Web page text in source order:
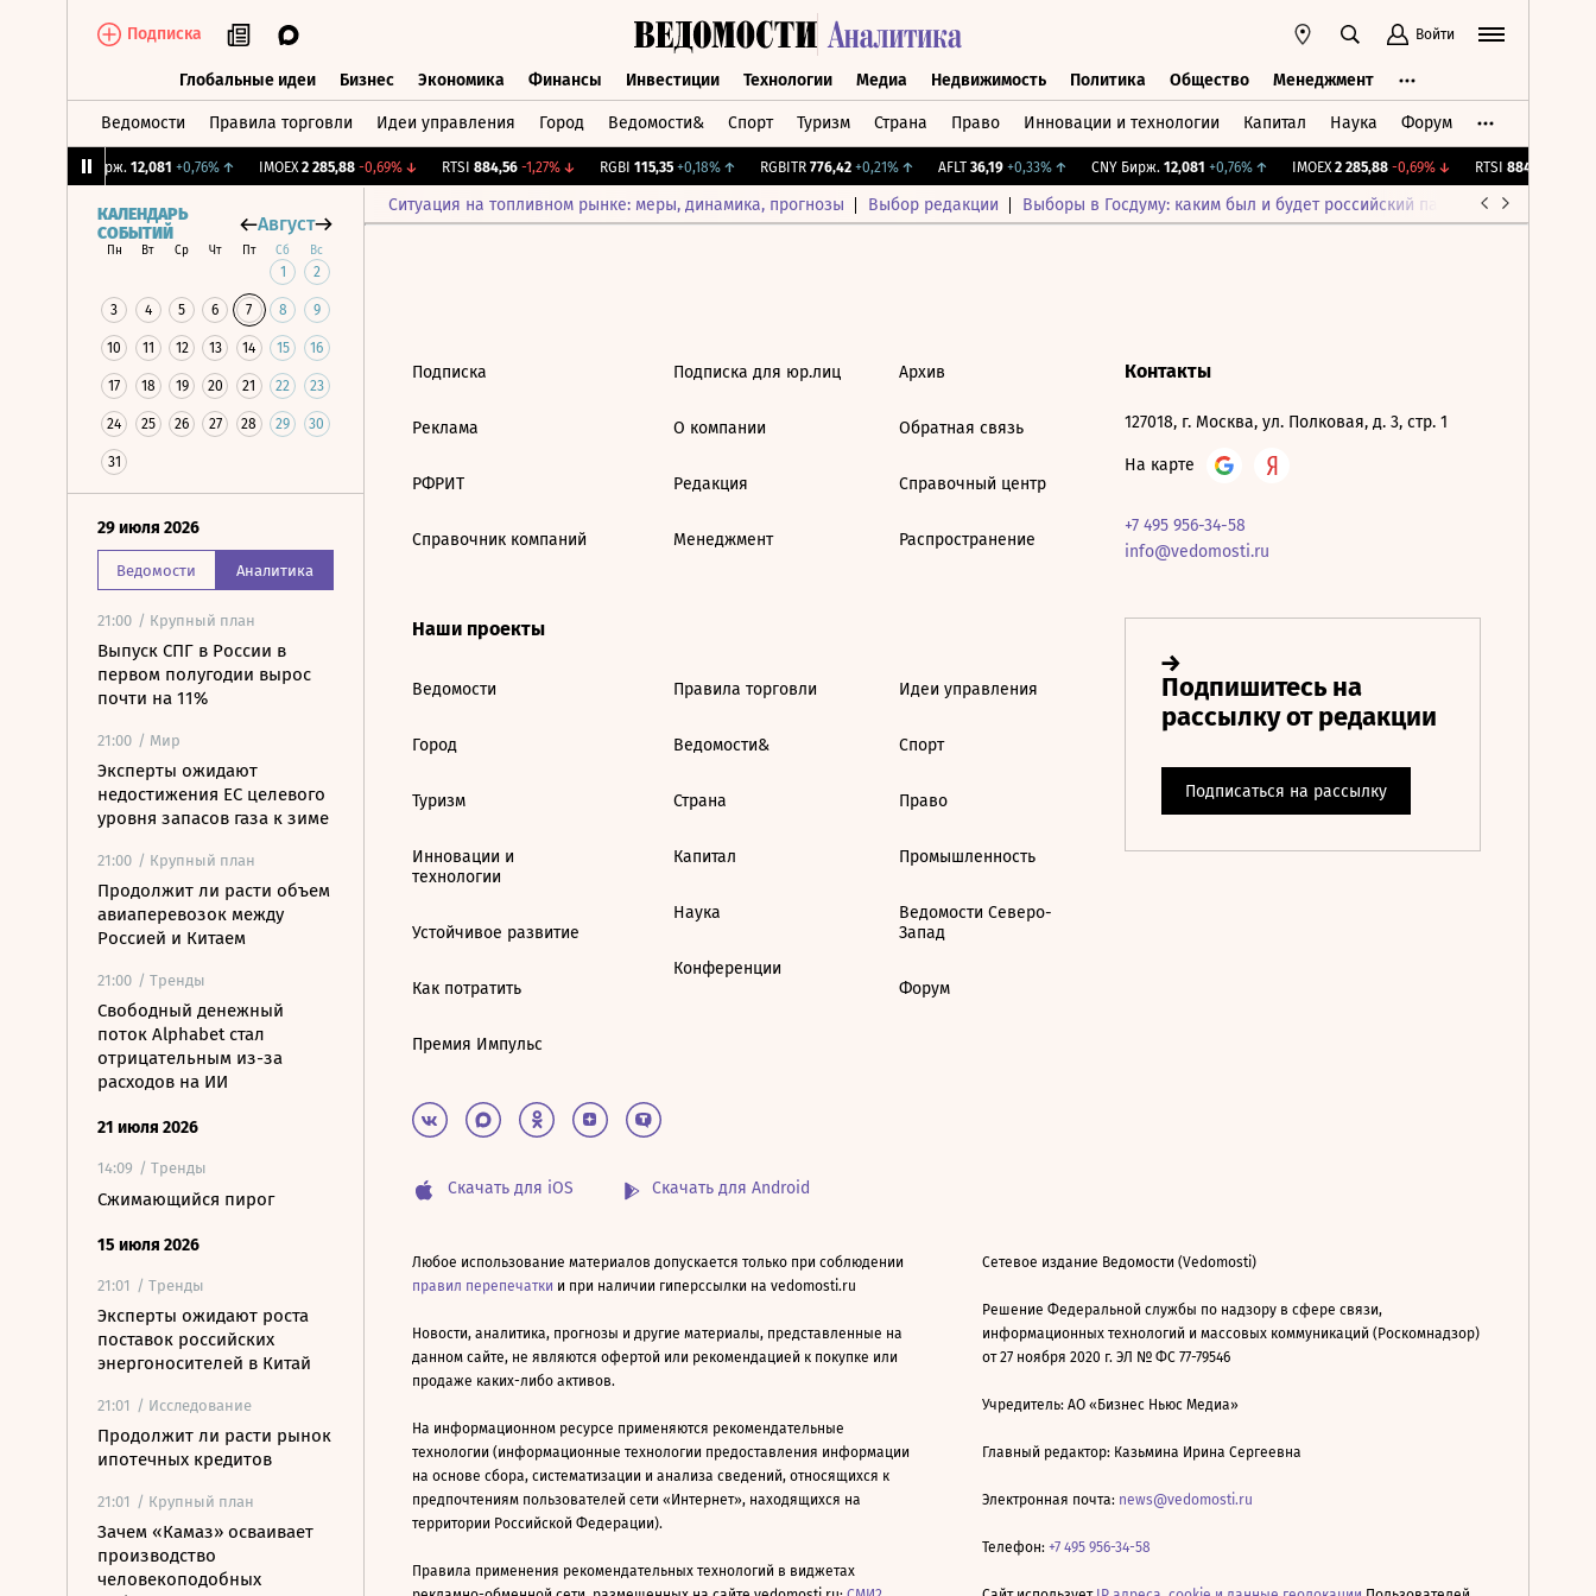
Подписка Войти
Глобальные идеи Бизнес Экономика Финансы Инвестиции Технологии Медиа Недвижимость Политика Общество Менеджмент
Ведомости Правила торговли Идеи управления Город Ведомости& Спорт Туризм Страна Право Инновации и технологии Капитал Наука Форум
CNY Бирж. 12,081 +0,76%↑ IMOEX 2 285,88 -0,69%↓ RTSI 884,56 -1,27%↓ RGBI 115,35 +0,18%↑ RGBITR 776,42 +0,21%↑ AFLT 36,19 +0,33%↑ CNY Бирж. 12,081 +0,76%↑ IMOEX 2 285,88 -0,69%↓ RTSI 884,56
Ситуация на топливном рынке: меры, динамика, прогнозы Выбор редакции Выборы в Госдуму: каким был и будет российский парламент
КАЛЕНДАРЬ
СОБЫТИЙ
Август
Пн Вт Ср Чт Пт Сб Вс
1 2
3 4 5 6 7 8 9
10 11 12 13 14 15 16
17 18 19 20 21 22 23
24 25 26 27 28 29 30
31
29 июля 2026
Ведомости Аналитика
21:00 / Крупный план
Выпуск СПГ в России в
первом полугодии вырос
почти на 11%
21:00 / Мир
Эксперты ожидают
недостижения ЕС целевого
уровня запасов газа к зиме
21:00 / Крупный план
Продолжит ли расти объем
авиаперевозок между
Россией и Китаем
21:00 / Тренды
Свободный денежный
поток Alphabet стал
отрицательным из-за
расходов на ИИ
21 июля 2026
14:09 / Тренды
Сжимающийся пирог
15 июля 2026
21:01 / Тренды
Эксперты ожидают роста
поставок российских
энергоносителей в Китай
21:01 / Исследование
Продолжит ли расти рынок
ипотечных кредитов
21:01 / Крупный план
Зачем «Камаз» осваивает
производство
человекоподобных
Подписка
Реклама
РФРИТ
Справочник компаний
Подписка для юр.лиц
О компании
Редакция
Менеджмент
Архив
Обратная связь
Справочный центр
Распространение
Наши проекты
Ведомости
Город
Туризм
Инновации и
технологии
Устойчивое развитие
Как потратить
Премия Импульс
Правила торговли
Ведомости&
Страна
Капитал
Наука
Конференции
Идеи управления
Спорт
Право
Промышленность
Ведомости Северо-
Запад
Форум
Контакты
127018, г. Москва, ул. Полковая, д. 3, стр. 1
На карте
+7 495 956-34-58
info@vedomosti.ru
Скачать для iOS Скачать для Android
Любое использование материалов допускается только при соблюдении
правил перепечатки и при наличии гиперссылки на vedomosti.ru
Новости, аналитика, прогнозы и другие материалы, представленные на
данном сайте, не являются офертой или рекомендацией к покупке или
продаже каких-либо активов.
На информационном ресурсе применяются рекомендательные
технологии (информационные технологии предоставления информации
на основе сбора, систематизации и анализа сведений, относящихся к
предпочтениям пользователей сети «Интернет», находящихся на
территории Российской Федерации).
Правила применения рекомендательных технологий в виджетах
Сетевое издание Ведомости (Vedomosti)
Решение Федеральной службы по надзору в сфере связи,
информационных технологий и массовых коммуникаций (Роскомнадзор)
от 27 ноября 2020 г. ЭЛ № ФС 77-79546
Учредитель: АО «Бизнес Ньюс Медиа»
Главный редактор: Казьмина Ирина Сергеевна
Электронная почта: news@vedomosti.ru
Телефон: +7 495 956-34-58